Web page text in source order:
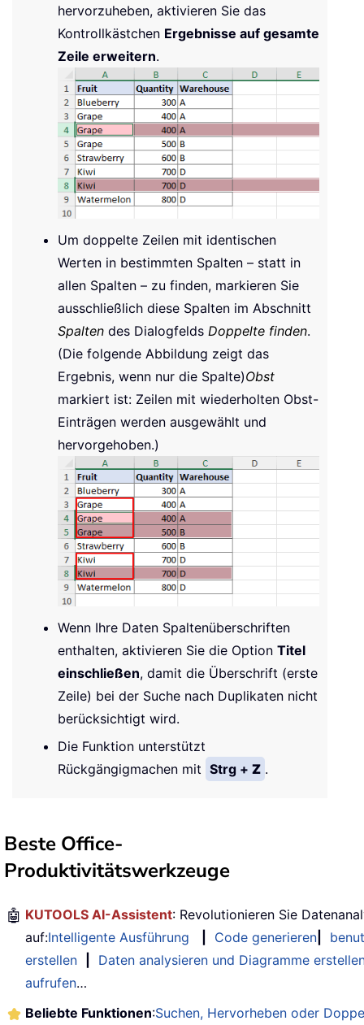
hervorzuheben, aktivieren Sie das
Kontrollkästchen Ergebnisse auf gesamte
Zeile erweitern.
Um doppelte Zeilen mit identischen
Werten in bestimmten Spalten – statt in
allen Spalten – zu finden, markieren Sie
ausschließlich diese Spalten im Abschnitt
Spalten des Dialogfelds Doppelte finden.
(Die folgende Abbildung zeigt das
Ergebnis, wenn nur die Spalte)Obst
markiert ist: Zeilen mit wiederholten Obst-
Einträgen werden ausgewählt und
hervorgehoben.)
Wenn Ihre Daten Spaltenüberschriften
enthalten, aktivieren Sie die Option Titel
einschließen, damit die Überschrift (erste
Zeile) bei der Suche nach Duplikaten nicht
berücksichtigt wird.
Die Funktion unterstützt
Rückgängigmachen mit Strg + Z .
Beste Office-
Produktivitätswerkzeuge
🤖 KUTOOLS AI-Assistent: Revolutionieren Sie
auf:Intelligente Ausführung Code generieren
erstellen
Daten analysieren und Diagramme
aufrufen…
Beliebte Funktionen:Suchen, Hervorheben oder